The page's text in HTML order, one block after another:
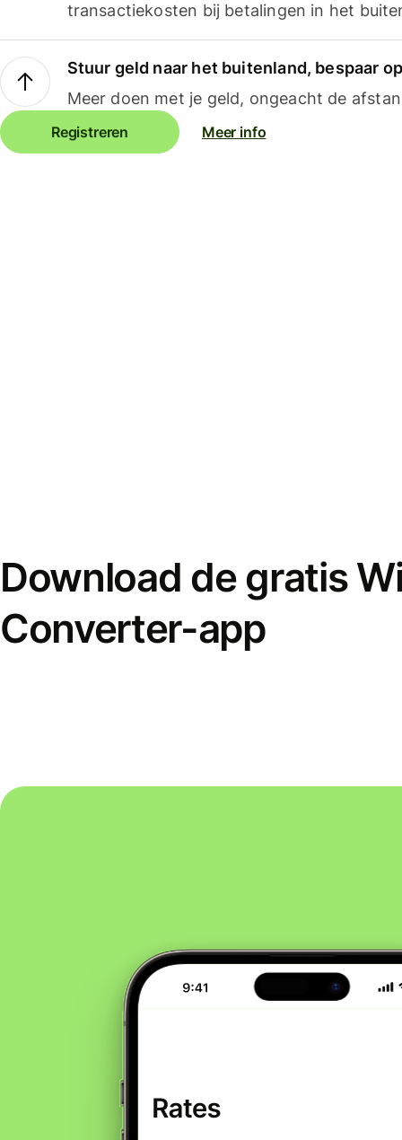
transactiekosten bij betalingen in het
Stuur geld naar het buitenland, bespaar
Meer doen met je geld, ongeacht de
Registreren Meer info
Download de gratis
Converter-app